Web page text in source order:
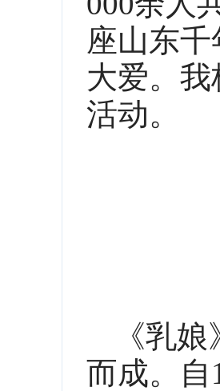
座山东
大爱。
活动。
《乳
而成。自